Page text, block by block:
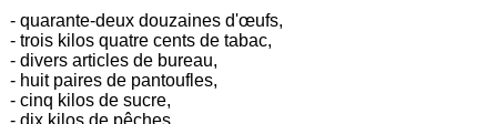
- quarante-deux douzaines d'œufs,
- trois kilos quatre cents de tabac,
- divers articles de bureau,
- huit paires de pantoufles,
- cinq kilos de sucre,
- dix kilos de pêches,